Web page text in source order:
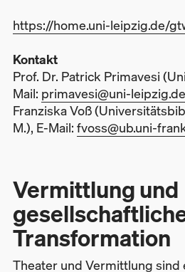
https://home.uni-leipzig.de/
Kontakt
Prof. Dr. Patrick Primavesi
Mail: primavesi@uni-leipzig.de
Franziska Voß
M.), E-Mail:fvoss@ub.uni-
Vermittlung und
Transformation
Theater und Vermittlung